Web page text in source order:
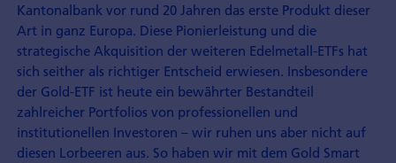
Kantonalbank vor rund 20 Jahren das erste Produkt dieser
Art in ganz Europa. Diese Pionierleistung und die
strategische Akquisition der weiteren Edelmetall-ETFs hat
sich seither als richtiger Entscheid erwiesen. Insbesondere
der Gold-ETF ist heute ein bewährter Bestandteil
zahlreicher Portfolios von professionellen und
institutionellen Investoren – wir ruhen uns aber nicht auf
diesen Lorbeeren aus. So haben wir mit dem Gold Smart